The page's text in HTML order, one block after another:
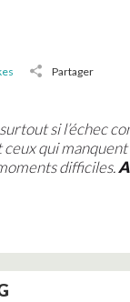
Partager
surtout si l’échec
qui
difficiles.